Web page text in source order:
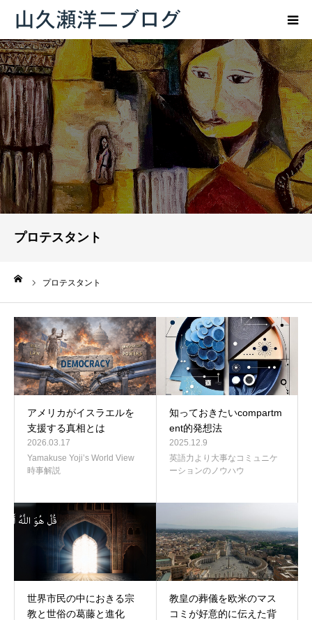
プロテスタント
プロテスタント
アメリカがイスラエルを
支援する真相とは
2026.03.17
Yamakuse Yoji’s World View
時事解説
知っておきたいcompartm
ent的発想法
2025.12.9
英語力より大事なコミュニケ
ーションのノウハウ
世界市民の中におきる宗
教と世俗の葛藤と進化
教皇の葬儀を欧米のマス
コミが好意的に伝えた背
トップページ
ブログ
プロフィール
お問い合わせ